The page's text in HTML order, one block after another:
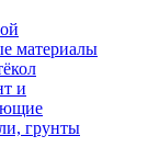
материалы
и
грунты